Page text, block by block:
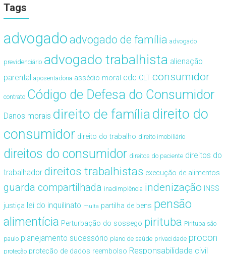
Tags
advogado advogado de família advogado
previdenciário advogado trabalhista alienação
parental aposentadoria assédio moral cdc CLT consumidor
contrato Código de Defesa do Consumidor
Danos morais direito de famíliadireito do
consumidor direito do trabalho direito imobiliário
direitos do consumidor direitos do paciente direitos do
trabalhador direitos trabalhistas execução de alimentos
guarda compartilhada inadimplência indenização INSS
justiça lei do inquilinato multa partilha de bens pensão
alimentícia Perturbação do sossego pirituba Pirituba são
paulo planejamento sucessório plano de saúde privacidade procon
proteção proteção de dados reembolso Responsabilidade civil